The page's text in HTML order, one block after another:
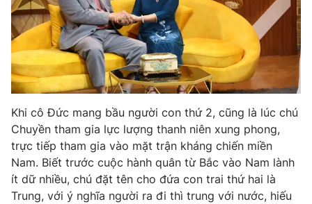
Cơ quan chủ quản:Đài Truyền hình Việt Nam
Cơ quan báo chí:Thời báo VTV
Giấy phép hoạt động báo in và báo điện tử số 483/GP-BTTTT
cấp ngày 29/12/2023
Tổng Biên tập:Vũ Thanh Thủy
Phó Tổng Biên tập:
Nguyễn Thị Mỹ Hạnh, Phạm Quốc Thắng,
Nguyễn Trọng Ninh
Tổng đài VTV:
024.38 355 931 - 024.38 355 932
Ðiện thoại Thời báo VTV: 024.66 897 897
Email:toasoan@vtv.vn
Liên hệ quảng cáo:024-7300.7108
Khi cô Đức mang bầu người con thứ 2, cũng là lúc chú
Chuyền tham gia lực lượng thanh niên xung phong,
trực tiếp tham gia vào mặt trận kháng chiến miền
Nam. Biết trước cuộc hành quân từ Bắc vào Nam lành
ít dữ nhiều, chú đặt tên cho đứa con trai thứ hai là
Trung, với ý nghĩa người ra đi thì trung với nước, hiếu